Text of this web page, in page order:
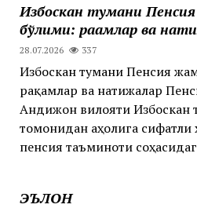
Избоскан тумани
бўлими: рақамлар ва
28.07.2026 337
Избоскан тумани Пенсия
рақамлар ва натижалар
Андижон вилояти Избоскан
томонидан аҳолига сифатли
пенсия таъминоти
ЭЪЛОН